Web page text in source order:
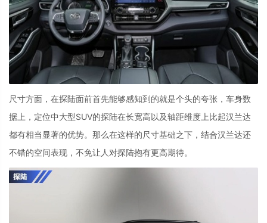
尺寸方面，在探陆面前首先能够感知到的就是个头的夸张，车身数
据上，定位中大型SUV的探陆在长宽高以及轴距维度上比起汉兰达
都有相当显著的优势。那么在这样的尺寸基础之下，结合汉兰达还
不错的空间表现，不免让人对探陆抱有更高期待。